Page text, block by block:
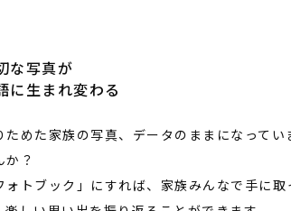
な写真が
に生まれ変わる
ためた家族の写真、データのままになってい
か？
ォトブック」にすれば、家族みんなで手に取